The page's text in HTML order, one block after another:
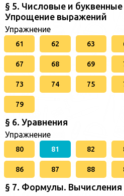
§ 5. Числовые и
Упрощение выражений
Упражнение
61 62 63
67 68 69
73 74 75
79
§ 6. Уравнения
Упражнение
80 81 82
86 87 88
§ 7. Формулы.